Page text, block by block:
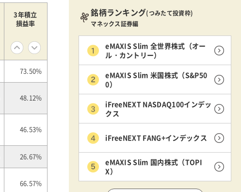
3年積立
損益率
73.50%
48.12%
46.53%
26.67%
66.57%
銘柄ランキング(つみたて投資枠)
マネックス証券編
eMAXIS Slim 全世界株式（オー
ル・カントリー）
eMAXIS Slim 米国株式（S&P50
0）
iFreeNEXT NASDAQ100インデッ
クス
iFreeNEXT FANG+インデックス
eMAXIS Slim 国内株式（TOPI
X）